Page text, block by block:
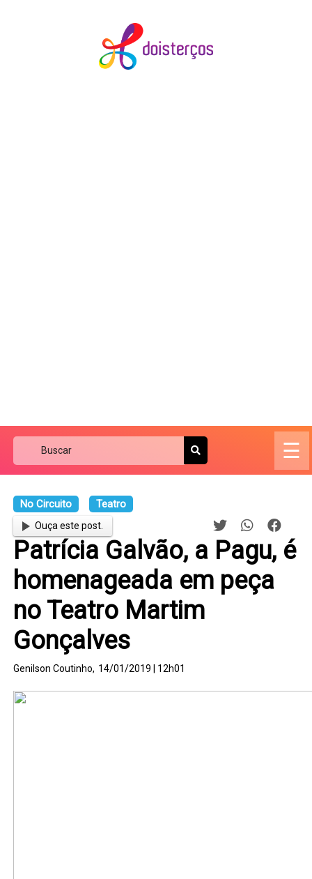
☰
No Circuito Teatro
Ouça este post.
Patrícia Galvão, a Pagu, é
homenageada em peça
no Teatro Martim
Gonçalves
Genilson Coutinho, 14/01/2019 | 12h01